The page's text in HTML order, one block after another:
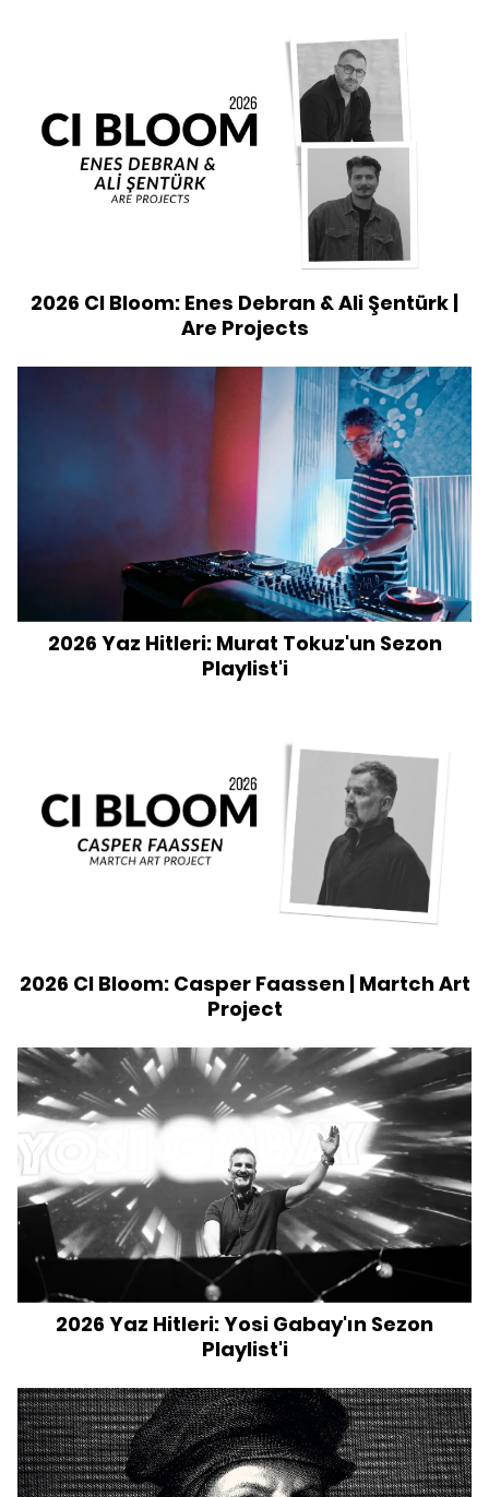
2026 CI Bloom: Enes Debran & Ali Şentürk |
Are Projects
2026 Yaz Hitleri: Murat Tokuz'un Sezon
Playlist'i
2026 CI Bloom: Casper Faassen | Martch Art
Project
2026 Yaz Hitleri: Yosi Gabay'ın Sezon
Playlist'i